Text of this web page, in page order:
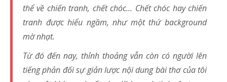
thể về chiến tranh, chết chóc… Chết chóc hay chiến
tranh được hiểu ngầm, như một thứ background
mờ nhạt.
Từ đó đến nay, thỉnh thoảng vẫn còn có người lên
tiếng phản đối sự giản lược nội dung bài thơ của tôi